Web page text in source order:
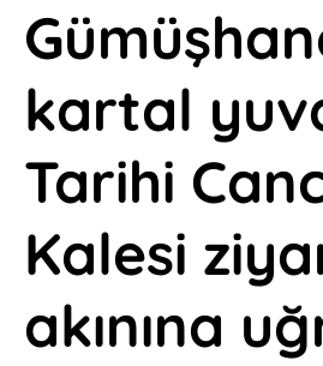
kartal
Tarihi
Kalesi
akınına